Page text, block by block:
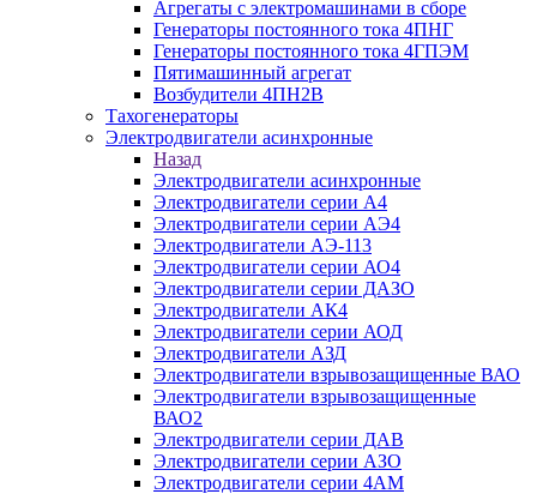
Агрегаты с электромашинами в сборе
Генераторы постоянного тока 4ПНГ
Генераторы постоянного тока 4ГПЭМ
Пятимашинный агрегат
Возбудители 4ПН2В
Тахогенераторы
Электродвигатели асинхронные
Назад
Электродвигатели асинхронные
Электродвигатели серии А4
Электродвигатели серии АЭ4
Электродвигатели АЭ-113
Электродвигатели серии АО4
Электродвигатели серии ДАЗО
Электродвигатели АК4
Электродвигатели серии АОД
Электродвигатели АЗД
Электродвигатели взрывозащищенные ВАО
Электродвигатели взрывозащищенные
ВАО2
Электродвигатели серии ДАВ
Электродвигатели серии АЗО
Электродвигатели серии 4АМ